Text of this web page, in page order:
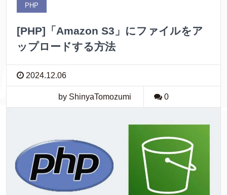
PHP
[PHP]「Amazon S3」にファイルをア
ップロードする方法
2024.12.06
by ShinyaTomozumi 0